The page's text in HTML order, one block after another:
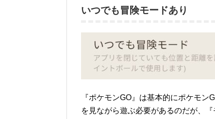
いつでも冒険モードあり
『ポケモンGO』は基本的にポケモ
を見ながら遊ぶ必要があるのだが、